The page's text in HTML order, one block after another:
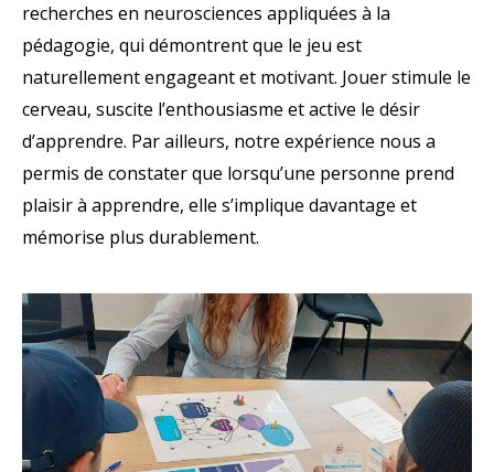
recherches en neurosciences appliquées à la
pédagogie, qui démontrent que le jeu est
naturellement engageant et motivant. Jouer stimule le
cerveau, suscite l’enthousiasme et active le désir
d’apprendre. Par ailleurs, notre expérience nous a
permis de constater que lorsqu’une personne prend
plaisir à apprendre, elle s’implique davantage et
mémorise plus durablement.